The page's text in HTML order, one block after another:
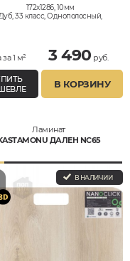
172x1286, 10мм
33 класс, Однополосный,
1 м² 3 490 руб.
В КОРЗИНУ
Ламинат
ДАЛЕН NC65
В НАЛИЧИИ